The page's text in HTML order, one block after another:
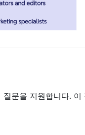
문을 지원합니다.